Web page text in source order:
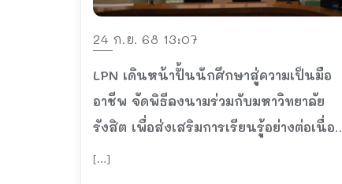
24 ก.ย. 68 13:07
LPN เดินหน้าปั้นนักศึกษาสู่ความเป็นมือ
อาชีพ จัดพิธีลงนามร่วมกับมหาวิทยาลัย
รังสิต เพื่อส่งเสริมการเรียนรู้อย่างต่อเนื่อง
ปี 2568 – 2570
[…]